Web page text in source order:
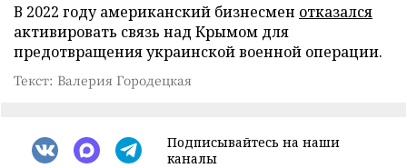
В 2022 году американский бизнесмен отказался
активировать связь над Крымом для
предотвращения украинской военной операции.
Текст: Валерия Городецкая
Подписывайтесь на наши
каналы